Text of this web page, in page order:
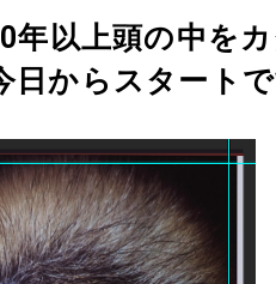
年以上頭の中を
からスタートで